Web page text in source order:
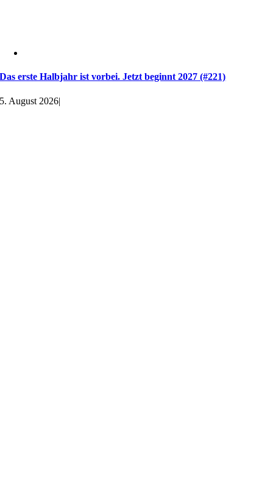
Das erste Halbjahr ist vorbei. Jetzt beginnt 2027 (#221)
5. August 2026|